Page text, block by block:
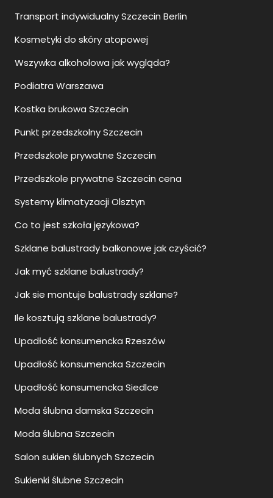
Transport indywidualny Szczecin Berlin
Kosmetyki do skóry atopowej
Wszywka alkoholowa jak wygląda?
Podiatra Warszawa
Kostka brukowa Szczecin
Punkt przedszkolny Szczecin
Przedszkole prywatne Szczecin
Przedszkole prywatne Szczecin cena
Systemy klimatyzacji Olsztyn
Co to jest szkoła językowa?
Szklane balustrady balkonowe jak czyścić?
Jak myć szklane balustrady?
Jak sie montuje balustrady szklane?
Ile kosztują szklane balustrady?
Upadłość konsumencka Rzeszów
Upadłość konsumencka Szczecin
Upadłość konsumencka Siedlce
Moda ślubna damska Szczecin
Moda ślubna Szczecin
Salon sukien ślubnych Szczecin
Sukienki ślubne Szczecin